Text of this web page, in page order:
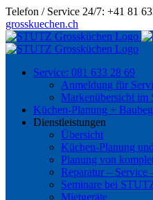
Skip
to
content
Telefon / Service 24/7: +41 81
grosskuechen.ch
Service: 081 633 28 69
Anmeldung für
Markenübersicht im
Küchen-Planung +
Dienstleistungen
Übersicht
Küchen-Planung
Planung von
Reparatur – Service
Seminare bei
Mietgeräte